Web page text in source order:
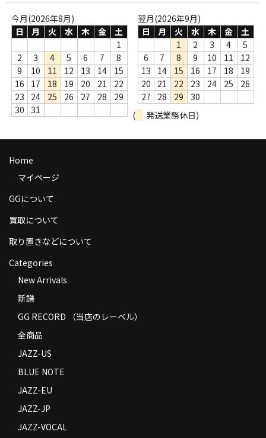
Webのみ no.2
Webのみ no.3
Webのみ no.4
売り切れ
Help
送料
商品の発送
返品
コンディション
Privacy Policy
Contact
今月(2026年8月)
日
月 火 水 木 金
土
1
2
3 4 5 6 7
8
9
10 11 12 13 14
15
16
17 18 19 20 21
22
23
24 25 26 27 28
29
30
31
翌月(2026年9月)
日
月 火 水 木 金
土
1
2 3 4
5
6
7 8 9 10 11
12
13
14 15 16 17 18
19
20
21 22 23 24 25
26
27
28 29
30
(
発送業務休日)
Home
マイページ
GGについて
買取について
取り置きなどについて
Categories
New Arrivals
新譜
GG RECORD （当店のレーベル）
全商品
JAZZ-US
BLUE NOTE
JAZZ-EU
JAZZ-JP
JAZZ-VOCAL